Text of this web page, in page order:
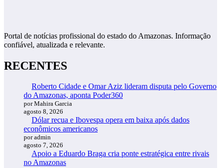
Portal de notícias profissional do estado do Amazonas. Informação
confiável, atualizada e relevante.
RECENTES
Roberto Cidade e Omar Aziz lideram disputa pelo Governo
do Amazonas, aponta Poder360
por Mahira Garcia
agosto 8, 2026
Dólar recua e Ibovespa opera em baixa após dados
econômicos americanos
por admin
agosto 7, 2026
Apoio a Eduardo Braga cria ponte estratégica entre rivais
no Amazonas